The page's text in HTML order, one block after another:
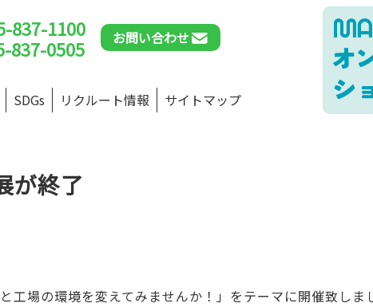
837-1100
837-0505 お問い合わせ
SDGs リクルート情報 サイトマップ
が終了
工場の環境を変えてみませんか！」をテーマに開催致しま